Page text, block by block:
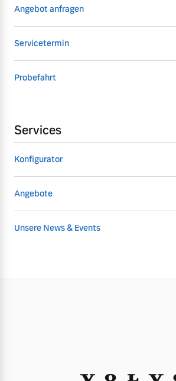
Angebot anfragen
Servicetermin
Probefahrt
Services
Konfigurator
Angebote
Unsere News & Events